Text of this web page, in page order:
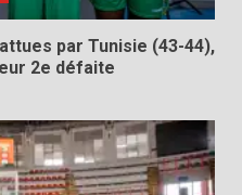
par Tunisie (43-44),
2e défaite